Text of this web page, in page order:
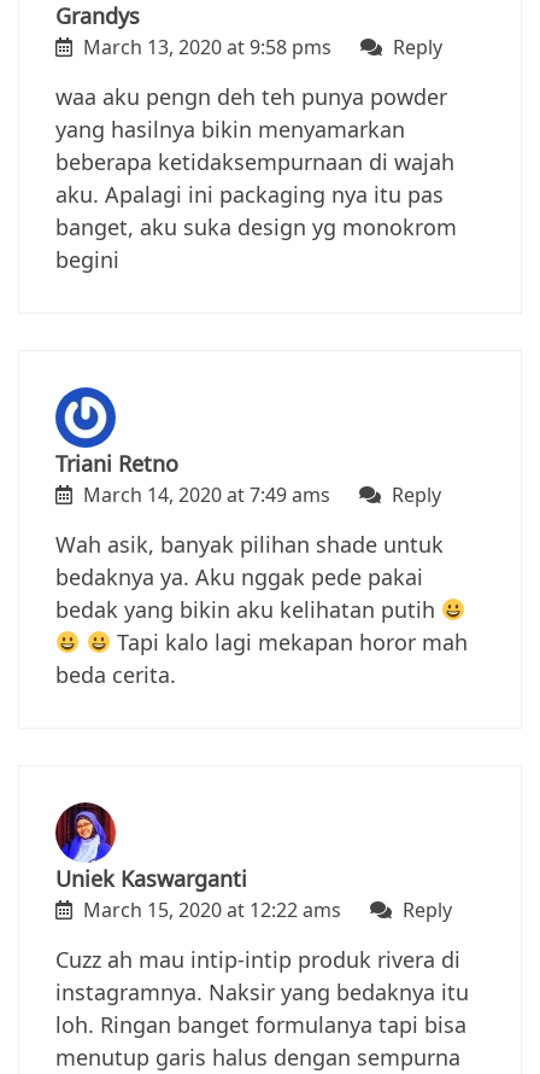
Grandys
March 13, 2020 at 9:58 pms Reply
waa aku pengn deh teh punya powder
yang hasilnya bikin menyamarkan
beberapa ketidaksempurnaan di wajah
aku. Apalagi ini packaging nya itu pas
banget, aku suka design yg monokrom
begini
Triani Retno
March 14, 2020 at 7:49 ams Reply
Wah asik, banyak pilihan shade untuk
bedaknya ya. Aku nggak pede pakai
bedak yang bikin aku kelihatan putih
Tapi kalo lagi mekapan horor mah
beda cerita.
Uniek Kaswarganti
March 15, 2020 at 12:22 ams Reply
Cuzz ah mau intip-intip produk rivera di
instagramnya. Naksir yang bedaknya itu
loh. Ringan banget formulanya tapi bisa
menutup garis halus dengan sempurna